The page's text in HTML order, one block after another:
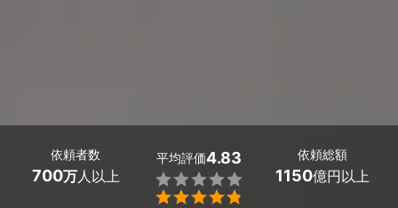
依頼者数
700万人以上
平均評価4.83


依頼総額
1150億円以上